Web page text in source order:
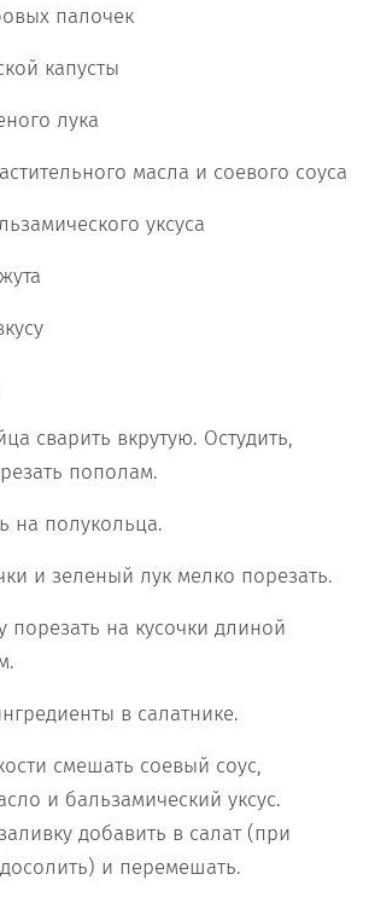
палочек
капусты
лука
масла и соевого соуса
уксуса
сварить вкрутую. Остудить,
пополам.
на полукольца.
и зеленый лук мелко порезать.
порезать на кусочки длиной
в салатнике.
смешать соевый соус,
и бальзамический уксус.
добавить в салат (при
и перемешать.